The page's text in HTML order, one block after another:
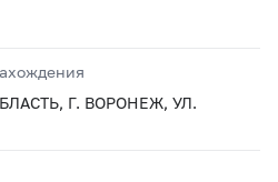
Г. ВОРОНЕЖ, УЛ.